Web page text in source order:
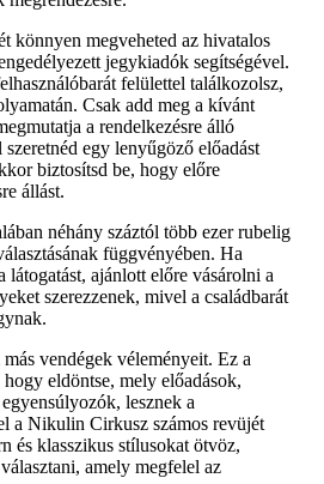
könnyen megveheted az hivatalos
jegykiadók segítségével.
felülettel találkozolsz,
Csak add meg a kívánt
a rendelkezésre álló
egy lenyűgöző előadást
biztosítsd be, hogy előre
állást.
néhány száztól több ezer rubelig
függvényében. Ha
látogatást, ajánlott előre vásárolni a
szerezzenek, mivel a családbarát
vendégek véleményeit. Ez a
hogy eldöntse, mely előadások,
lesznek a
a Nikulin Cirkusz számos revüjét
és klasszikus stílusokat ötvöz,
amely megfelel az